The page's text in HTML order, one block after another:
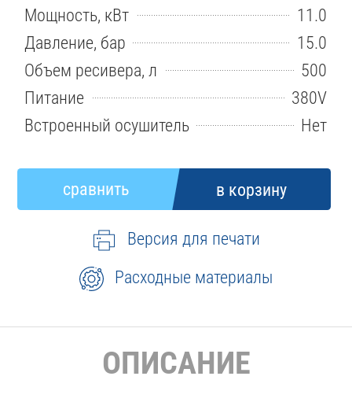
Мощность, кВт
11.0
Давление, бар
15.0
Объем ресивера, л
500
Питание
380V
Встроенный осушитель
Нет
Версия для печати
Расходные материалы
ОПИСАНИЕ